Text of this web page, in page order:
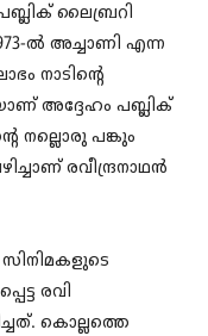
ലൈബ്രറി
ൽ അച്ചാണി എന്ന
നാടിന്റെ
അദ്ദേഹം പബ്ലിക്
നല്ലൊരു പങ്കും
രവീന്ദ്രനാഥൻ
രവി
കൊല്ലത്തെ